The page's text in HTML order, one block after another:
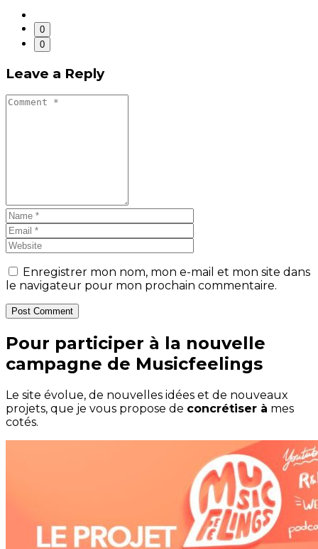
0
0
Leave a Reply
Enregistrer mon nom, mon e-mail et mon site dans
le navigateur pour mon prochain commentaire.
Post Comment
Pour participer à la nouvelle
campagne de Musicfeelings
Le site évolue, de nouvelles idées et de nouveaux
projets, que je vous propose de concrétiser à mes
cotés.